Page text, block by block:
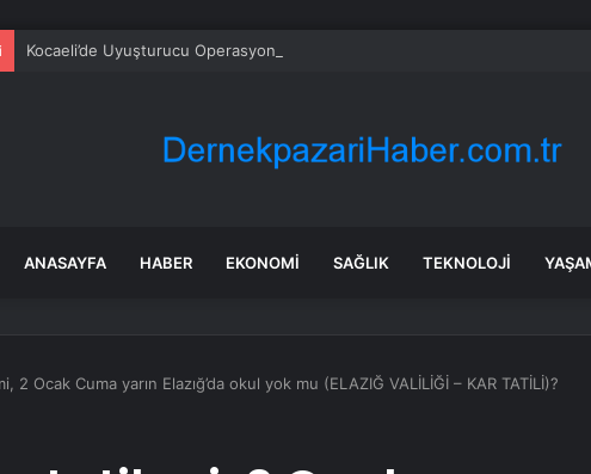
Kocaeli’de Uyuşturucu Operasyonu: 1.7 Milyon Hap Ele Geçirildi
ANASAYFA HABER EKONOMI SAĞLIK TEKNOLOJI
2 Ocak Cuma yarın Elazığ’da okul yok mu (ELAZIĞ VALİLİĞİ – KAR TATİLİ)?